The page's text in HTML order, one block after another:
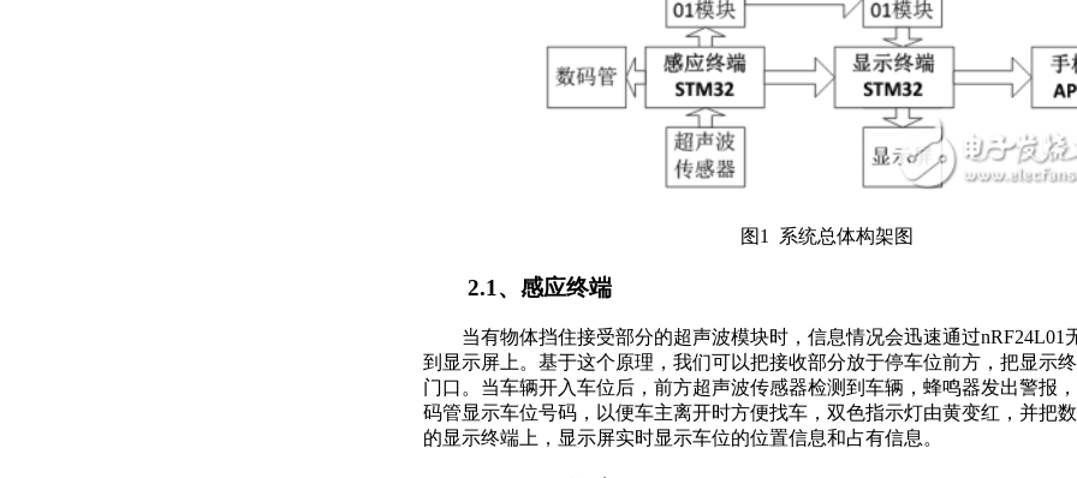
图1 系统总体构架图
2.1、感应终端
当有物体挡住接受部分的超声波模块时，信息情况会迅速通过nRF24L01
到显示屏上。基于这个原理，我们可以把接收部分放于停车位前方，把显示
门口。当车辆开入车位后，前方超声波传感器检测到车辆，蜂鸣器发出警报
码管显示车位号码，以便车主离开时方便找车，双色指示灯由黄变红，并把
的显示终端上，显示屏实时显示车位的位置信息和占有信息。